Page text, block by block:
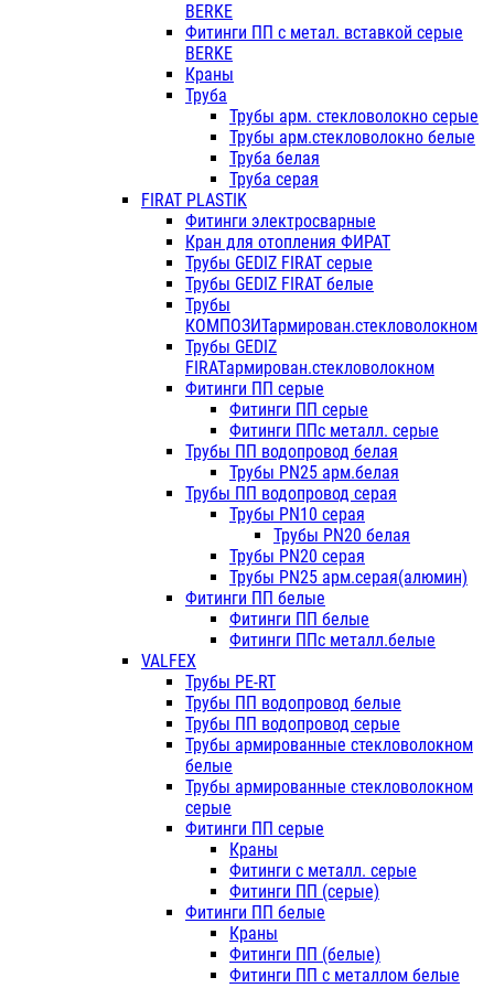
BERKE
Фитинги ПП с метал. вставкой серые
BERKE
Краны
Труба
Трубы арм. стекловолокно серые
Трубы арм.стекловолокно белые
Труба белая
Труба серая
FIRAT PLASTIK
Фитинги электросварные
Кран для отопления ФИРАТ
Трубы GEDIZ FIRAT серые
Трубы GEDIZ FIRAT белые
Трубы
КОМПОЗИТармирован.стекловолокном
Трубы GEDIZ
FIRATармирован.стекловолокном
Фитинги ПП серые
Фитинги ПП серые
Фитинги ППс металл. серые
Трубы ПП водопровод белая
Трубы PN25 арм.белая
Трубы ПП водопровод серая
Трубы PN10 серая
Трубы PN20 белая
Трубы PN20 серая
Трубы PN25 арм.серая(алюмин)
Фитинги ПП белые
Фитинги ПП белые
Фитинги ППс металл.белые
VALFEX
Трубы PE-RT
Трубы ПП водопровод белые
Трубы ПП водопровод серые
Трубы армированные стекловолокном
белые
Трубы армированные стекловолокном
серые
Фитинги ПП серые
Краны
Фитинги с металл. серые
Фитинги ПП (серые)
Фитинги ПП белые
Краны
Фитинги ПП (белые)
Фитинги ПП с металлом белые